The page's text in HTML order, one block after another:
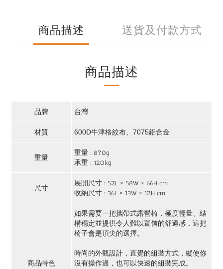
商品描述 送貨及付款方式
商品描述
品牌 台灣
材質 600D牛津格紋布、7075鋁合金
重量
重量 : 870g
承重 : 120kg
尺寸
展開尺寸 : 52L × 58W × 66H cm
收納尺寸 : 36L × 13W × 12H cm
商品特色
如果需要一把攜帶式露營椅，極度輕量、結
構穩定並提供令人難以置信的舒適感，這把
椅子會是頂尖的選擇。
時尚的外觀設計，直覺的組裝方式，縱使你
沒有操作過，也可以快速的組裝完成。